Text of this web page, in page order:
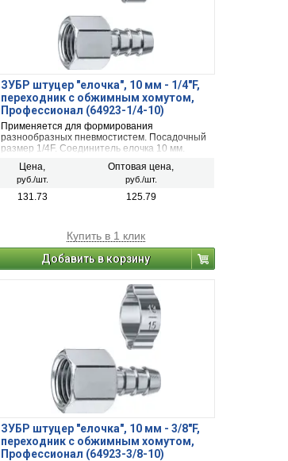
ЗУБР штуцер ″елочка″, 10 мм - 1/4″F,
переходник с обжимным хомутом,
Профессионал (64923-1/4-10)
Применяется для формирования
разнообразных пневмостистем. Посадочный
размер 1/4F. Соединитель елочка 10 мм.
Цена,
руб./шт.
Оптовая цена,
руб./шт.
131.73 125.79
Купить в 1 клик
Добавить в корзину
ЗУБР штуцер ″елочка″, 10 мм - 3/8″F,
переходник с обжимным хомутом,
Профессионал (64923-3/8-10)